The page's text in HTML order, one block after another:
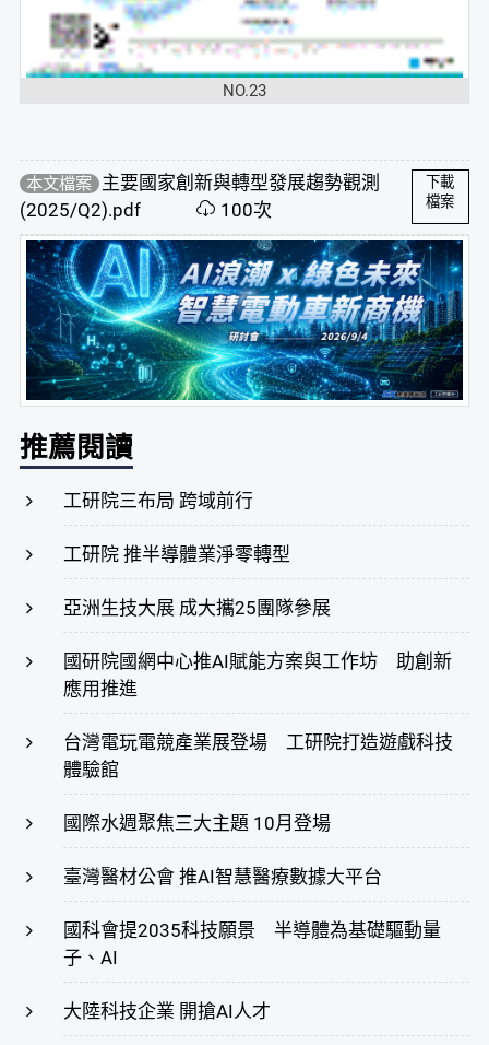
NO.23
本文檔案 主要國家創新與轉型發展趨勢觀測
(2025/Q2).pdf
100次
下載
檔案
推薦閱讀
工研院三布局 跨域前行
工研院 推半導體業淨零轉型
亞洲生技大展 成大攜25團隊參展
國研院國網中心推AI賦能方案與工作坊 助創新
應用推進
台灣電玩電競產業展登場 工研院打造遊戲科技
體驗館
國際水週聚焦三大主題 10月登場
臺灣醫材公會 推AI智慧醫療數據大平台
國科會提2035科技願景 半導體為基礎驅動量
子、AI
大陸科技企業 開搶AI人才